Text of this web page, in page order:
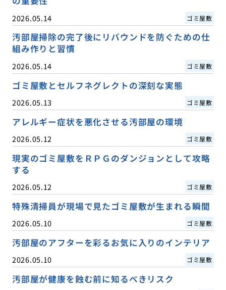
2026.05.14 ゴミ屋敷
汚部屋掃除の完了後にリバウンドを防ぐための仕
組み作りと習慣
2026.05.14 ゴミ屋敷
ゴミ屋敷とセルフネグレクトの深刻な実態
2026.05.13 ゴミ屋敷
アレルギー症状を悪化させる汚部屋の環境
2026.05.12 ゴミ屋敷
現実のゴミ屋敷をＲＰＧのダンジョンとして攻略
する
2026.05.12 ゴミ屋敷
特殊清掃員が現場で見たゴミ屋敷が生まれる瞬間
2026.05.10 ゴミ屋敷
汚部屋のアフターを彩るお気に入りのインテリア
2026.05.10 ゴミ屋敷
汚部屋が健康を蝕む前に知るべきリスク